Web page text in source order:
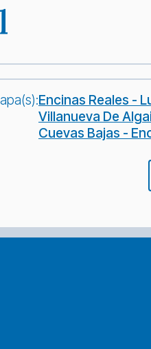
Encinas Reales -
Villanueva De
Cuevas Bajas -